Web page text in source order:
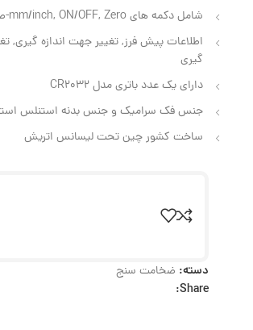
شامل دکمه های mm/inch, ON/OFF, Zero-صفر
اطلاعات پیش فرز, تغییر جهت اندازه گیری,
گیری
دارای یک عدد باتری مدل CR2032
جنس فک سرامیک و جنس بدنه استنلس
ساخت کشور چین تحت لیسانس اتریش
دسته: ضخامت سنج
Share: